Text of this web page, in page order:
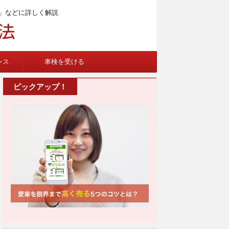
などに詳しく解説
ス 車検を受ける
ピックアップ！